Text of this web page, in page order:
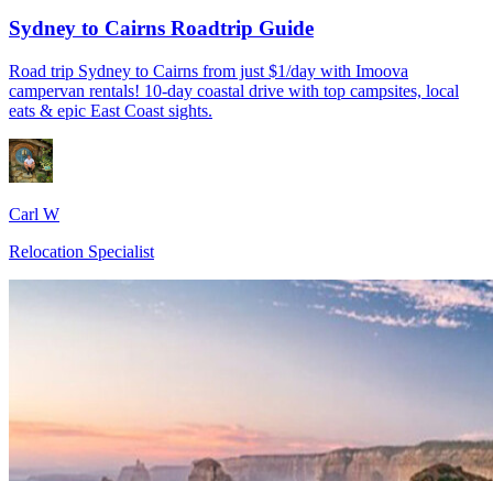
Sydney to Cairns Roadtrip Guide
Road trip Sydney to Cairns from just $1/day with Imoova
campervan rentals! 10-day coastal drive with top campsites, local
eats & epic East Coast sights.
Carl W
Relocation Specialist